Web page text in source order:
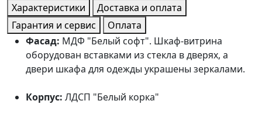
Характеристики
Доставка и оплата
Гарантия и сервис
Оплата
Фасад: МДФ "Белый софт". Шкаф-витрина
оборудован вставками из стекла в дверях, а
двери шкафа для одежды украшены зеркалами.
Корпус: ЛДСП "Белый корка"